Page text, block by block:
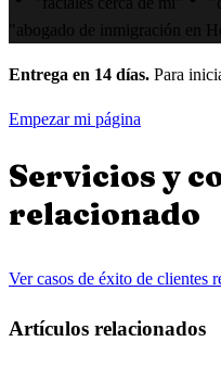
"abogado de inmigración en
Entrega en 14 días. Para
Empezar mi página
Servicios y
relacionado
Ver casos de éxito de clientes
Artículos relacionados